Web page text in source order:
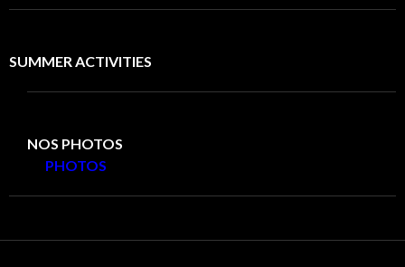
SUMMER ACTIVITIES
NOS PHOTOS
PHOTOS